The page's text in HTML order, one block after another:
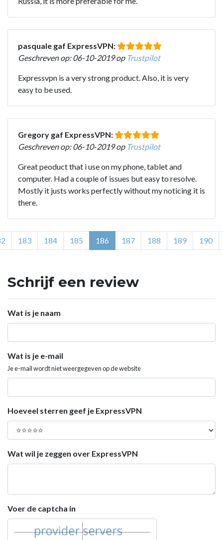
pasquale gaf ExpressVPN:
Geschreven op: 06-10-2019 op Trustpilot
Expressvpn is a very strong product. Also, it is very
easy to be used.
Gregory gaf ExpressVPN:
Geschreven op: 06-10-2019 op Trustpilot
Great peoduct that i use on my phone, tablet and
computer. Had a couple of issues but easy to resolve.
Mostly it justs works perfectly without my noticing it is
there.
183 184 185 186 187 188 189 190
Schrijf een review
Wat is je naam
Wat is je e-mail
Je e-mail wordt niet weergegeven op de website
Hoeveel sterren geef je ExpressVPN
Wat wil je zeggen over ExpressVPN
Voer de captcha in